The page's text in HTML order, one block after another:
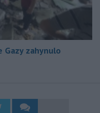
Gazy zahynulo